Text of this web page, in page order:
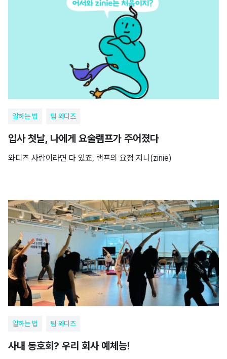
일하는 법 팀 와디즈
입사 첫날, 나에게 요술램프가 주어졌다
와디즈 사람이라면 다 있죠, 램프의 요정 지니(zinie)
일하는 법 팀 와디즈
사내 동호회? 우리 회사 예체능!